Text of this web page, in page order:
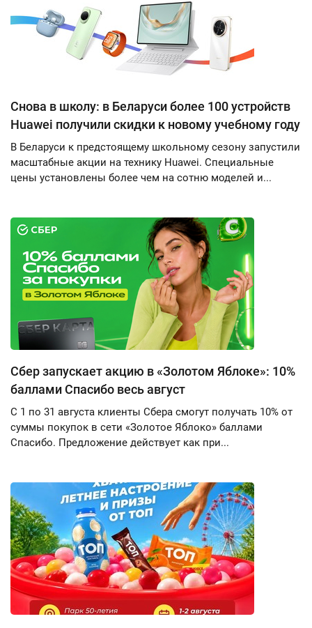
Снова в школу: в Беларуси более 100 устройств
Huawei получили скидки к новому учебному году
В Беларуси к предстоящему школьному сезону запустили
масштабные акции на технику Huawei. Специальные
цены установлены более чем на сотню моделей и...
Сбер запускает акцию в «Золотом Яблоке»: 10%
баллами Спасибо весь август
С 1 по 31 августа клиенты Сбера смогут получать 10% от
суммы покупок в сети «Золотое Яблоко» баллами
Спасибо. Предложение действует как при...